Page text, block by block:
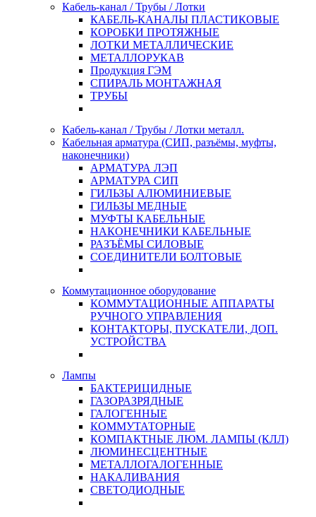
Кабель-канал / Трубы / Лотки
КАБЕЛЬ-КАНАЛЫ ПЛАСТИКОВЫЕ
КОРОБКИ ПРОТЯЖНЫЕ
ЛОТКИ МЕТАЛЛИЧЕСКИЕ
МЕТАЛЛОРУКАВ
Продукция ГЭМ
СПИРАЛЬ МОНТАЖНАЯ
ТРУБЫ
Кабель-канал / Трубы / Лотки металл.
Кабельная арматура (СИП, разъёмы, муфты,
наконечники)
АРМАТУРА ЛЭП
АРМАТУРА СИП
ГИЛЬЗЫ АЛЮМИНИЕВЫЕ
ГИЛЬЗЫ МЕДНЫЕ
МУФТЫ КАБЕЛЬНЫЕ
НАКОНЕЧНИКИ КАБЕЛЬНЫЕ
РАЗЪЁМЫ СИЛОВЫЕ
СОЕДИНИТЕЛИ БОЛТОВЫЕ
Коммутационное оборудование
КОММУТАЦИОННЫЕ АППАРАТЫ
РУЧНОГО УПРАВЛЕНИЯ
КОНТАКТОРЫ, ПУСКАТЕЛИ, ДОП.
УСТРОЙСТВА
Лампы
БАКТЕРИЦИДНЫЕ
ГАЗОРАЗРЯДНЫЕ
ГАЛОГЕННЫЕ
КОММУТАТОРНЫЕ
КОМПАКТНЫЕ ЛЮМ. ЛАМПЫ (КЛЛ)
ЛЮМИНЕСЦЕНТНЫЕ
МЕТАЛЛОГАЛОГЕННЫЕ
НАКАЛИВАНИЯ
СВЕТОДИОДНЫЕ